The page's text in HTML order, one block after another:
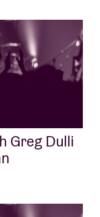
Greg Dulli